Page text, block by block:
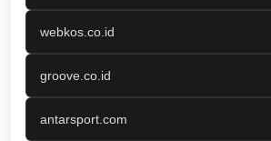
webkos.co.id
groove.co.id
antarsport.com